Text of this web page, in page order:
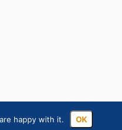
happy with it. OK